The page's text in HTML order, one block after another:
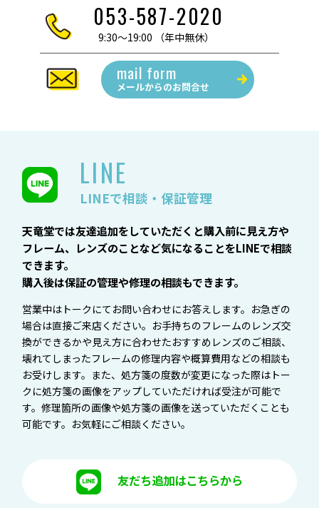
053-587-2020
9:30～19:00 （年中無休）
mail form
メールからのお問合せ
LINE
LINEで相談・保証管理
天竜堂では友達追加をしていただくと購入前に見え方や
フレーム、レンズのことなど気になることをLINEで相談
できます。
購入後は保証の管理や修理の相談もできます。
営業中はトークにてお問い合わせにお答えします。お急ぎの
場合は直接ご来店ください。お手持ちのフレームのレンズ交
換ができるかや見え方に合わせたおすすめレンズのご相談、
壊れてしまったフレームの修理内容や概算費用などの相談も
お受けします。また、処方箋の度数が変更になった際はトー
クに処方箋の画像をアップしていただければ受注が可能で
す。修理箇所の画像や処方箋の画像を送っていただくことも
可能です。お気軽にご相談ください。
友だち追加はこちらから